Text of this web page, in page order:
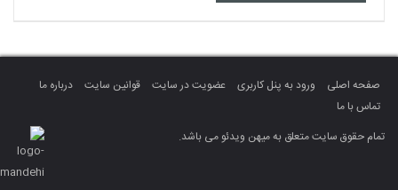
صفحه اصلی ورود به پنل کاربری عضویت در سایت قوانین سایت
درباره ما
تماس با ما
تمام حقوق سایت متعلق به میهن ویدئو می باشد.